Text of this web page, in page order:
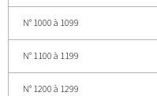
N° 1000 à 1099
N° 1100 à 1199
N° 1200 à 1299